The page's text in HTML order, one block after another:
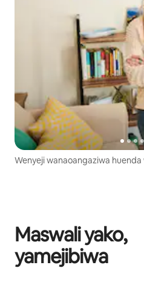
Wenyeji wanaoangaziwa
Maswali yako,
yamejibiwa